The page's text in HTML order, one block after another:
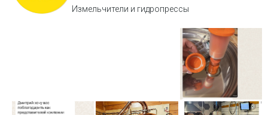
Измельчители и гидропрессы